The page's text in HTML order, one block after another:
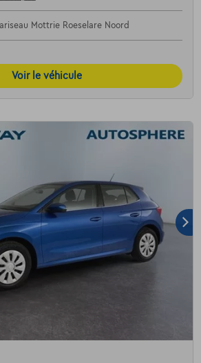
Mottrie Roeselare Noord
Voir le véhicule